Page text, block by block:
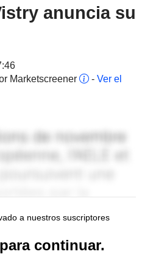
anuncia su
Marketscreener
- Ver el
a nuestros suscriptores
continuar.